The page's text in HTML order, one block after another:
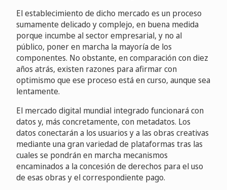
El establecimiento de dicho mercado es un proceso
sumamente delicado y complejo, en buena medida
porque incumbe al sector empresarial, y no al
público, poner en marcha la mayoría de los
componentes. No obstante, en comparación con diez
años atrás, existen razones para afirmar con
optimismo que ese proceso está en curso, aunque sea
lentamente.
El mercado digital mundial integrado funcionará con
datos y, más concretamente, con metadatos. Los
datos conectarán a los usuarios y a las obras creativas
mediante una gran variedad de plataformas tras las
cuales se pondrán en marcha mecanismos
encaminados a la concesión de derechos para el uso
de esas obras y el correspondiente pago.